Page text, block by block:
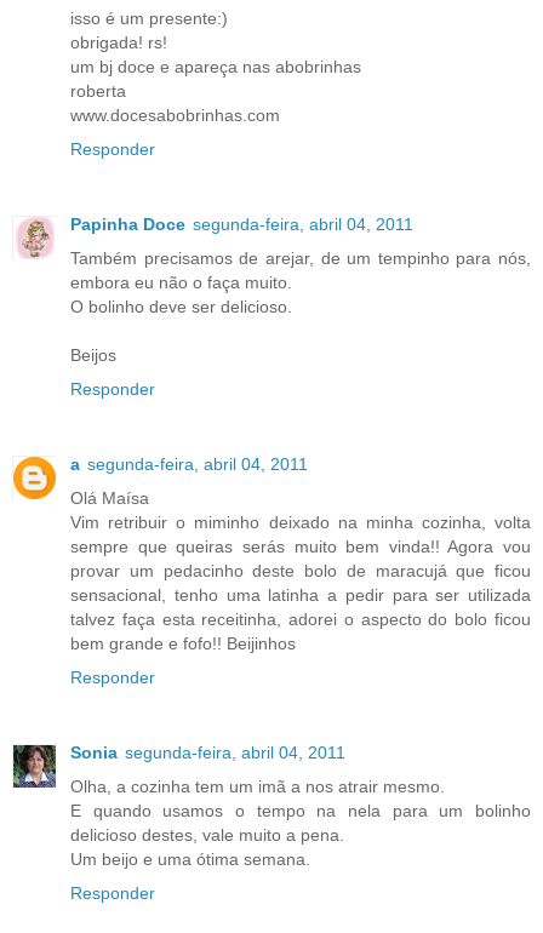
isso é um presente:)
obrigada! rs!
um bj doce e apareça nas abobrinhas
roberta
www.docesabobrinhas.com
Responder
Papinha Doce segunda-feira, abril 04, 2011
Também precisamos de arejar, de um tempinho para nós,
embora eu não o faça muito.
O bolinho deve ser delicioso.
Beijos
Responder
a segunda-feira, abril 04, 2011
Olá Maísa
Vim retribuir o miminho deixado na minha cozinha, volta
sempre que queiras serás muito bem vinda!! Agora vou
provar um pedacinho deste bolo de maracujá que ficou
sensacional, tenho uma latinha a pedir para ser utilizada
talvez faça esta receitinha, adorei o aspecto do bolo ficou
bem grande e fofo!! Beijinhos
Responder
Sonia segunda-feira, abril 04, 2011
Olha, a cozinha tem um imã a nos atrair mesmo.
E quando usamos o tempo na nela para um bolinho
delicioso destes, vale muito a pena.
Um beijo e uma ótima semana.
Responder